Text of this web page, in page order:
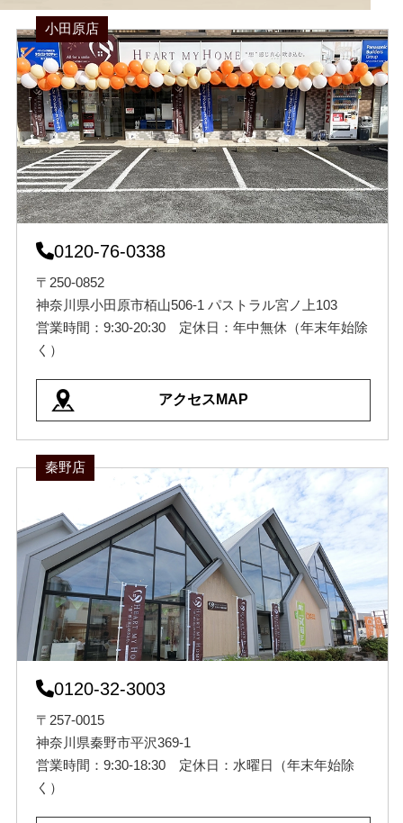
小田原店
0120-76-0338
〒250-0852
神奈川県小田原市栢山506-1 パストラル宮ノ上103
営業時間：9:30-20:30 定休日：年中無休（年末年始除
く）
アクセスMAP
秦野店
0120-32-3003
〒257-0015
神奈川県秦野市平沢369-1
営業時間：9:30-18:30 定休日：水曜日（年末年始除
く）